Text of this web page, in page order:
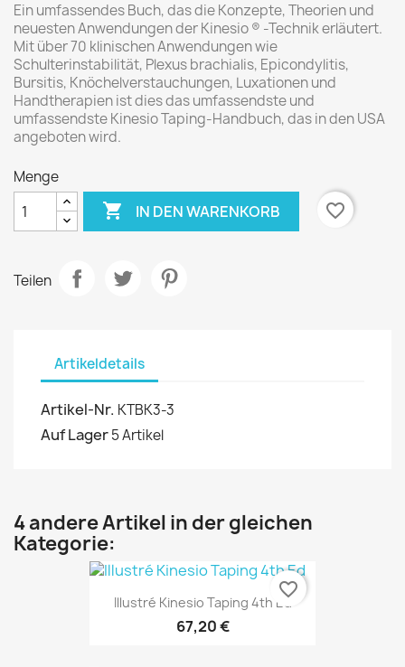
Ein umfassendes Buch, das die Konzepte, Theorien und
neuesten Anwendungen der Kinesio ® -Technik erläutert.
Mit über 70 klinischen Anwendungen wie
Schulterinstabilität, Plexus brachialis, Epicondylitis,
Bursitis, Knöchelverstauchungen, Luxationen und
Handtherapien ist dies das umfassendste und
umfassendste Kinesio Taping-Handbuch, das in den USA
angeboten wird.
Menge
 IN DEN WARENKORB favorite_border
Teilen
Artikeldetails
Artikel-Nr. KTBK3-3
Auf Lager5 Artikel
4 andere Artikel in der gleichen
Kategorie:
Illustré Kinesio Taping 4th Ed
67,20 €
favorite_border